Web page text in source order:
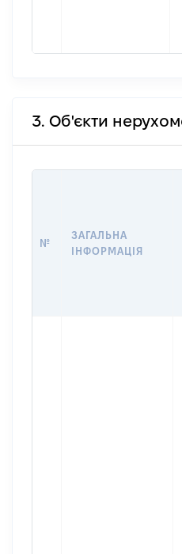
3. Об'єкти
№
ЗАГАЛЬНА
ІНФОРМАЦІЯ